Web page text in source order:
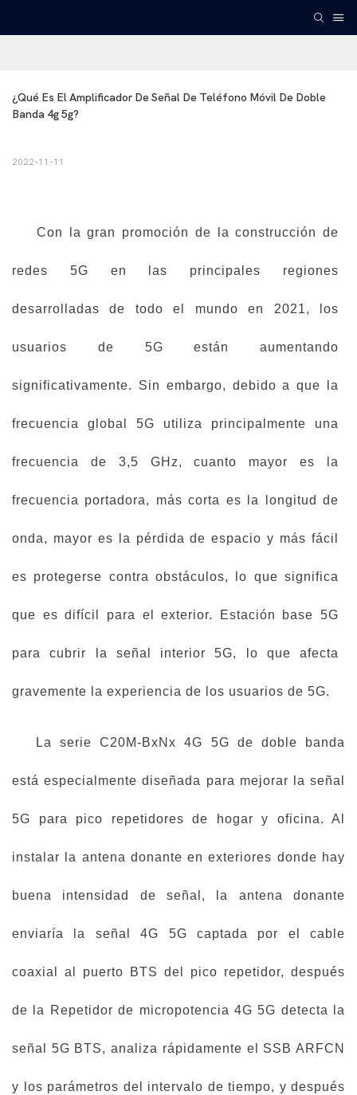
¿Qué Es El Amplificador De Señal De Teléfono Móvil De Doble
Banda 4g 5g?
2022-11-11
Con la gran promoción de la construcción de
redes 5G en las principales regiones
desarrolladas de todo el mundo en 2021, los
usuarios de 5G están aumentando
significativamente. Sin embargo, debido a que la
frecuencia global 5G utiliza principalmente una
frecuencia de 3,5 GHz, cuanto mayor es la
frecuencia portadora, más corta es la longitud de
onda, mayor es la pérdida de espacio y más fácil
es protegerse contra obstáculos, lo que significa
que es difícil para el exterior. Estación base 5G
para cubrir la señal interior 5G, lo que afecta
gravemente la experiencia de los usuarios de 5G.
La serie C20M-BxNx 4G 5G de doble banda
está especialmente diseñada para mejorar la señal
5G para pico repetidores de hogar y oficina. Al
instalar la antena donante en exteriores donde hay
buena intensidad de señal, la antena donante
enviaría la señal 4G 5G captada por el cable
coaxial al puerto BTS del pico repetidor, después
de la Repetidor de micropotencia 4G 5G detecta la
señal 5G BTS, analiza rápidamente el SSB ARFCN
y los parámetros del intervalo de tiempo, y después